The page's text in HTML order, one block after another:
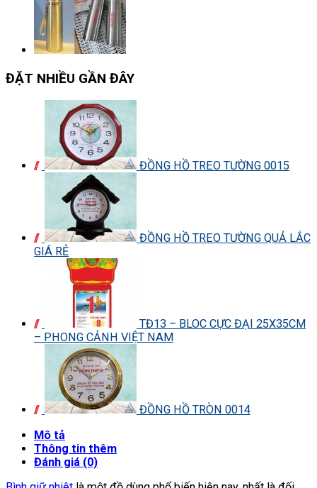
ĐẶT NHIỀU GẦN ĐÂY
ĐỒNG HỒ TREO TƯỜNG 0015
ĐỒNG HỒ TREO TƯỜNG QUẢ LẮC
GIÁ RẺ
TĐ13 – BLOC CỰC ĐẠI 25X35CM
– PHONG CẢNH VIỆT NAM
ĐỒNG HỒ TRÒN 0014
Mô tả
Thông tin thêm
Đánh giá (0)